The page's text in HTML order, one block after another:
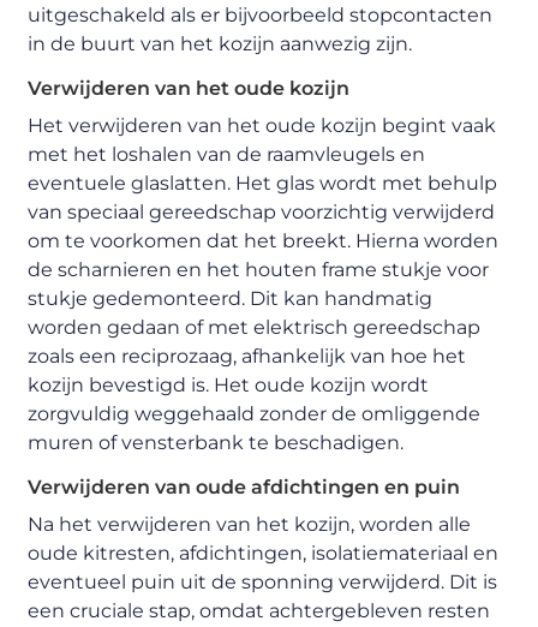
uitgeschakeld als er bijvoorbeeld stopcontacten
in de buurt van het kozijn aanwezig zijn.
Verwijderen van het oude kozijn
Het verwijderen van het oude kozijn begint vaak
met het loshalen van de raamvleugels en
eventuele glaslatten. Het glas wordt met behulp
van speciaal gereedschap voorzichtig verwijderd
om te voorkomen dat het breekt. Hierna worden
de scharnieren en het houten frame stukje voor
stukje gedemonteerd. Dit kan handmatig
worden gedaan of met elektrisch gereedschap
zoals een reciprozaag, afhankelijk van hoe het
kozijn bevestigd is. Het oude kozijn wordt
zorgvuldig weggehaald zonder de omliggende
muren of vensterbank te beschadigen.
Verwijderen van oude afdichtingen en puin
Na het verwijderen van het kozijn, worden alle
oude kitresten, afdichtingen, isolatiemateriaal en
eventueel puin uit de sponning verwijderd. Dit is
een cruciale stap, omdat achtergebleven resten